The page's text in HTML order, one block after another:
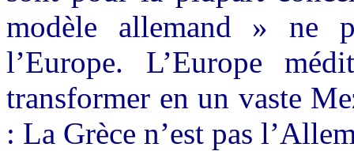
modèle allemand » ne
l’Europe. L’Europe
transformer en un vaste
: La Grèce n’est pas